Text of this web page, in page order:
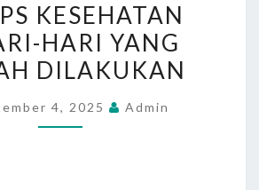
TIPS
KESEHATAN
SEHARI-
YANG
KESEHATAN
HARI YANG
DILAKUKAN
4, 2025 Admin